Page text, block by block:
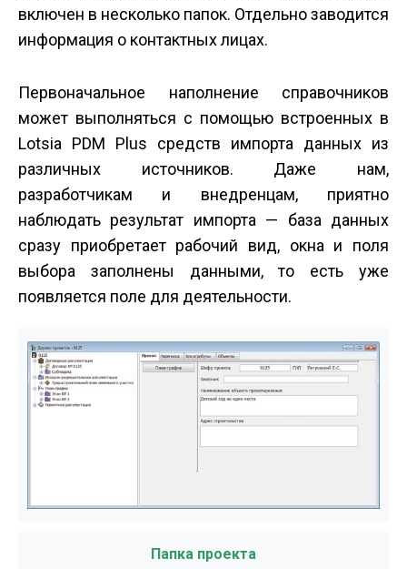
включен в несколько папок. Отдельно заводится
информация о контактных лицах.
Первоначальное наполнение справочников
может выполняться с помощью встроенных в
Lotsia PDM Plus средств импорта данных из
различных источников. Даже нам,
разработчикам и внедренцам, приятно
наблюдать результат импорта — база данных
сразу приобретает рабочий вид, окна и поля
выбора заполнены данными, то есть уже
появляется поле для деятельности.
Папка проекта